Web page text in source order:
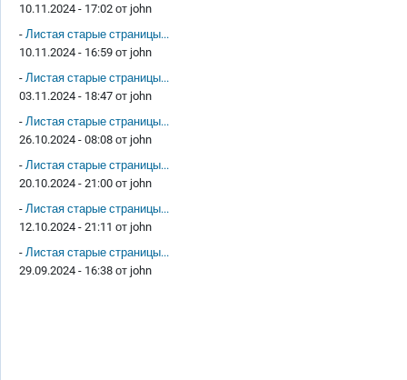
10.11.2024 - 17:02 от john
- Листая старые страницы...
10.11.2024 - 16:59 от john
- Листая старые страницы...
03.11.2024 - 18:47 от john
- Листая старые страницы...
26.10.2024 - 08:08 от john
- Листая старые страницы...
20.10.2024 - 21:00 от john
- Листая старые страницы...
12.10.2024 - 21:11 от john
- Листая старые страницы...
29.09.2024 - 16:38 от john